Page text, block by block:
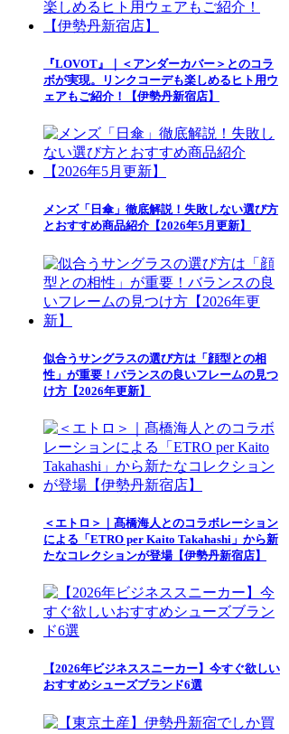
『LOVOT』｜＜アンダーカバー＞とのコラ
ボが実現。リンクコーデも楽しめるヒト用ウ
ェアもご紹介！【伊勢丹新宿店】
メンズ「日傘」徹底解説！失敗しない選び方
とおすすめ商品紹介【2026年5月更新】
似合うサングラスの選び方は「顔型との相
性」が重要！バランスの良いフレームの見つ
け方【2026年更新】
＜エトロ＞｜髙橋海人とのコラボレーション
による「ETRO per Kaito Takahashi」から新
たなコレクションが登場【伊勢丹新宿店】
【2026年ビジネススニーカー】今すぐ欲しい
おすすめシューズブランド6選